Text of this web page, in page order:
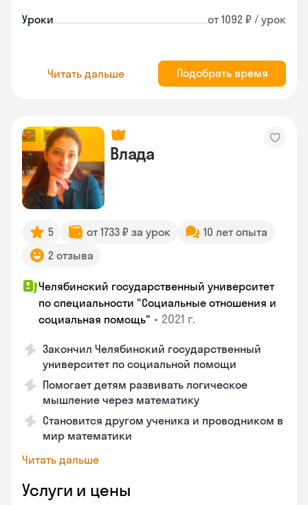
Уроки от 1092 ₽ / урок
Читать дальше Подобрать время
Влада
5 от 1733 ₽ за урок
10 лет опыта
2 отзыва
Челябинский государственный университет
по специальности "Социальные отношения и
социальная помощь" • 2021 г.
Закончил Челябинский государственный
университет по социальной помощи
Помогает детям развивать логическое
мышление через математику
Становится другом ученика и проводником в
мир математики
Читать дальше
Услуги и цены